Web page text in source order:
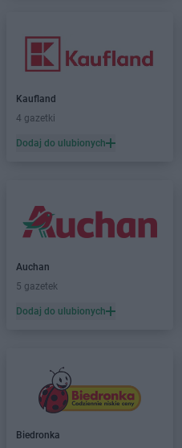
Kaufland
4 gazetki
Dodaj do ulubionych
Auchan
5 gazetek
Dodaj do ulubionych
Biedronka